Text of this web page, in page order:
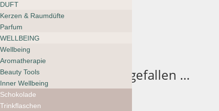
Ohne Tierversuche
Hergestellt in den USA
Das könnte dir auch gefallen …
DUFT
Kerzen & Raumdüfte
Parfum
WELLBEING
Wellbeing
Aromatherapie
Beauty Tools
Inner Wellbeing
Schokolade
Trinkflaschen